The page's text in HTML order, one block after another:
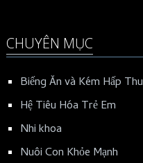
CHUYÊN MỤC
Biếng Ăn và Kém Hấp Thu
Hệ Tiêu Hóa Trẻ Em
Nhi khoa
Nuôi Con Khỏe Mạnh